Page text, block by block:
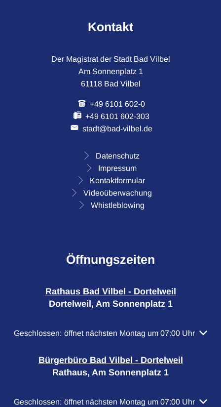
Kontakt
Der Magistrat der Stadt Bad Vilbel
Am Sonnenplatz 1
61118 Bad Vilbel
+49 6101 602-0
+49 6101 602-303
stadt@bad-vilbel.de
Datenschutz
Impressum
Kontaktformular
Videoüberwachung
Whistleblowing
Öffnungszeiten
Rathaus Bad Vilbel - Dortelweil
Dortelweil, Am Sonnenplatz 1
Klicken, um weitere Öffnungs- oder Schließzeiten
Geschlossen: öffnet nächsten Montag um 07:00 Uhr
Bürgerbüro Bad Vilbel - Dortelweil
Rathaus, Am Sonnenplatz 1
Klicken, um weitere Öffnungs- oder Schließzeiten
Geschlossen: öffnet nächsten Montag um 07:00 Uhr